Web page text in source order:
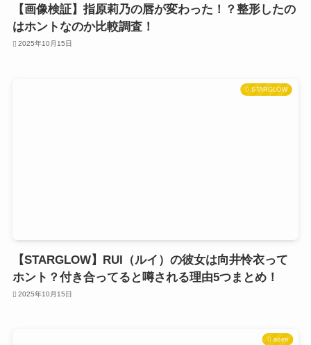
【画像検証】指原莉乃の唇が変わった！？整形したの
はホントなのか比較調査！
2025年10月15日
STARGLOW
【STARGLOW】RUI（ルイ）の彼女は向井怜衣って
ホント？付き合ってると噂される理由5つまとめ！
2025年10月15日
aoen